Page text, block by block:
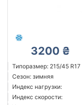
3200 ₴
Типоразмер: 215/45 R17
Сезон: зимняя
Индекс нагрузки:
Индекс скорости: